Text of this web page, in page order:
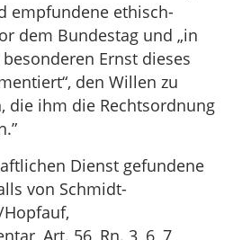
empfundene ethisch-
dem Bundestag und „in
Ernst dieses
den Willen zu
die ihm die Rechtsordnung
Dienst gefundene
von Schmidt-
Art. 56, Rn. 3, 6, 7